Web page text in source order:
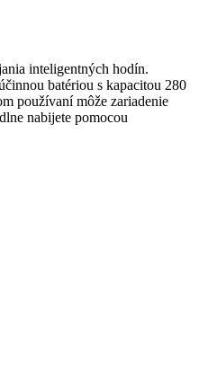
inteligentných hodín.
batériou s kapacitou 280
používaní môže zariadenie
nabijete pomocou